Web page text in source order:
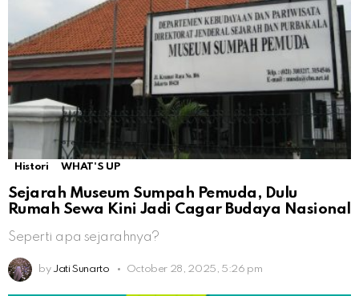
Histori WHAT'S UP
Sejarah Museum Sumpah Pemuda, Dulu
Rumah Sewa Kini Jadi Cagar Budaya Nasional
Seperti apa sejarahnya?
by Jati Sunarto October 28, 2025, 5:26 pm